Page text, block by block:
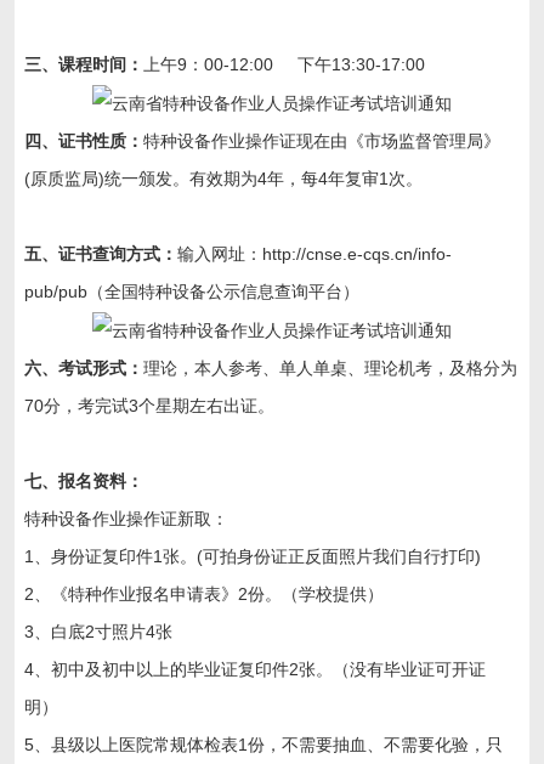
三、课程时间： 上午9：00-12:00 下午13:30-17:00
四、证书性质：特种设备作业操作证现在由《市场监督管理局》
(原质监局)统一颁发。有效期为4年，每4年复审1次。
五、证书查询方式：输入网址：http://cnse.e-cqs.cn/info-
pub/pub（全国特种设备公示信息查询平台）
六、考试形式：理论，本人参考、单人单桌、理论机考，及格分为
70分，考完试3个星期左右出证。
七、报名资料：
特种设备作业操作证新取：
1、身份证复印件1张。(可拍身份证正反面照片我们自行打印)
2、《特种作业报名申请表》2份。（学校提供）
3、白底2寸照片4张
4、初中及初中以上的毕业证复印件2张。（没有毕业证可开证
明）
5、县级以上医院常规体检表1份，不需要抽血、不需要化验，只